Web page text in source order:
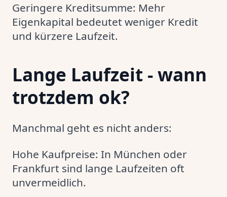
Geringere Kreditsumme: Mehr
Eigenkapital bedeutet weniger Kredit
und kürzere Laufzeit.
Lange Laufzeit - wann
trotzdem ok?
Manchmal geht es nicht anders:
Hohe Kaufpreise: In München oder
Frankfurt sind lange Laufzeiten oft
unvermeidlich.